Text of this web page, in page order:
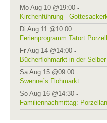
Mo Aug 10 @19:00 -
Kirchenführung -
Di Aug 11 @10:00 -
Ferienprogramm Tatort
Fr Aug 14 @14:00 -
Bücherflohmarkt in der
Sa Aug 15 @09:00 -
Swenne´s Flohmarkt
So Aug 16 @14:30 -
Familiennachmittag: